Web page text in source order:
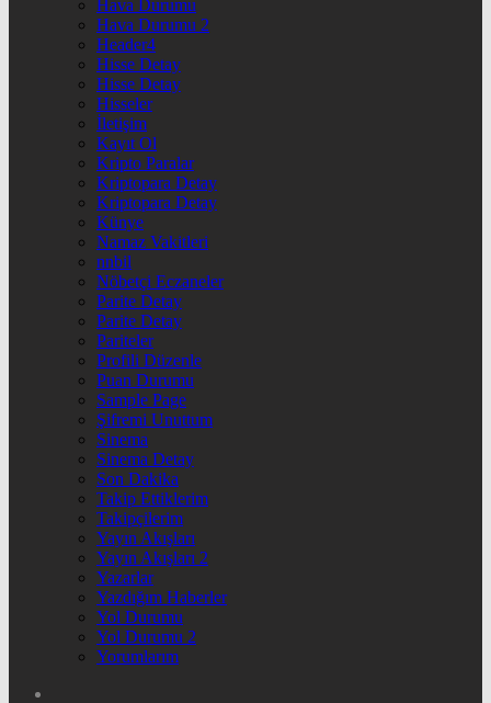
Hava Durumu
Hava Durumu 2
Header4
Hisse Detay
Hisse Detay
Hisseler
İletişim
Kayıt Ol
Kripto Paralar
Kriptopara Detay
Kriptopara Detay
Künye
Namaz Vakitleri
nnbil
Nöbetçi Eczaneler
Parite Detay
Parite Detay
Pariteler
Profili Düzenle
Puan Durumu
Sample Page
Şifremi Unuttum
Sinema
Sinema Detay
Son Dakika
Takip Ettiklerim
Takipçilerim
Yayın Akışları
Yayın Akışları 2
Yazarlar
Yazdığım Haberler
Yol Durumu
Yol Durumu 2
Yorumlarım